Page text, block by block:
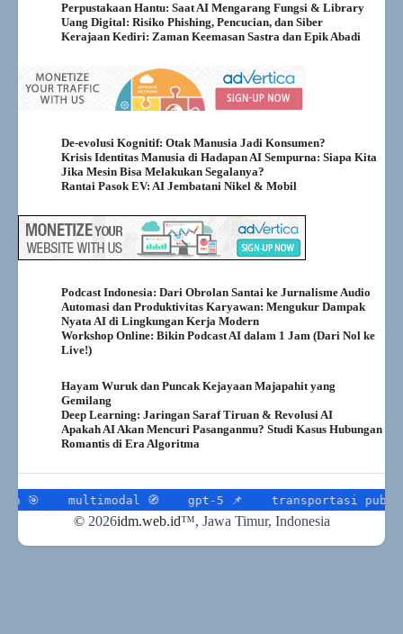
Perpustakaan Hantu: Saat AI Mengarang Fungsi & Library
Uang Digital: Risiko Phishing, Pencucian, dan Siber
Kerajaan Kediri: Zaman Keemasan Sastra dan Epik Abadi
De-evolusi Kognitif: Otak Manusia Jadi Konsumen?
Krisis Identitas Manusia di Hadapan AI Sempurna: Siapa Kita
Jika Mesin Bisa Melakukan Segalanya?
Rantai Pasok EV: AI Jembatani Nikel & Mobil
Podcast Indonesia: Dari Obrolan Santai ke Jurnalisme Audio
Automasi dan Produktivitas Karyawan: Mengukur Dampak
Nyata AI di Lingkungan Kerja Modern
Workshop Online: Bikin Podcast AI dalam 1 Jam (Dari Nol ke
Live!)
Hayam Wuruk dan Puncak Kejayaan Majapahit yang
Gemilang
Deep Learning: Jaringan Saraf Tiruan & Revolusi AI
Apakah AI Akan Mencuri Pasanganmu? Studi Kasus Hubungan
Romantis di Era Algoritma
multimodal 🧭 gpt-5 📌 transportasi publik 🎯
©2026idm.web.id™, Jawa Timur, Indonesia